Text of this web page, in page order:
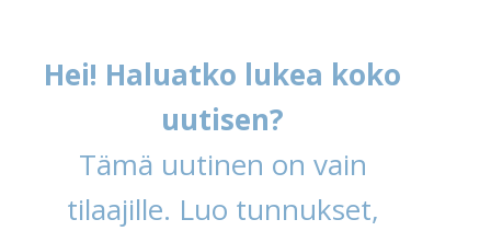
Hei! Haluatko lukea koko
uutisen?
Tämä uutinen on vain
tilaajille. Luo tunnukset,